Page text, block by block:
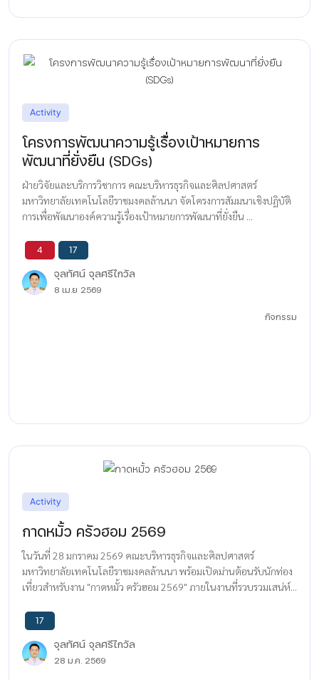
Activity
โครงการพัฒนาความรู้เรื่้องเป้าหมายการ
พัฒนาที่ยั่งยืน (SDGs)
ฝ่ายวิจัยและบริการวิชาการ คณะบริหารธุรกิจและศิลปศาสตร์
มหาวิทยาลัยเทคโนโลยีราชมงคลล้านนา จัดโครงการสัมมนาเชิงปฏิบัติ
การเพื่อพัฒนาองค์ความรู้เรื่องเป้าหมายการพัฒนาที่ยั่งยืน ...
4 17
จุลทัศน์ จุลศรีไกวัล
8 เม.ย 2569
กิจกรรม
Activity
กาดหมั้ว ครัวฮอม 2569
ในวันที่ 28 มกราคม 2569 คณะบริหารธุรกิจและศิลปศาสตร์
มหาวิทยาลัยเทคโนโลยีราชมงคลล้านนา พร้อมเปิดม่านต้อนรับนักท่อง
เที่ยวสำหรับงาน "กาดหมั้ว ครัวฮอม 2569" ภายในงานที่รวบรวมเสน่ห์...
17
จุลทัศน์ จุลศรีไกวัล
28 ม.ค. 2569